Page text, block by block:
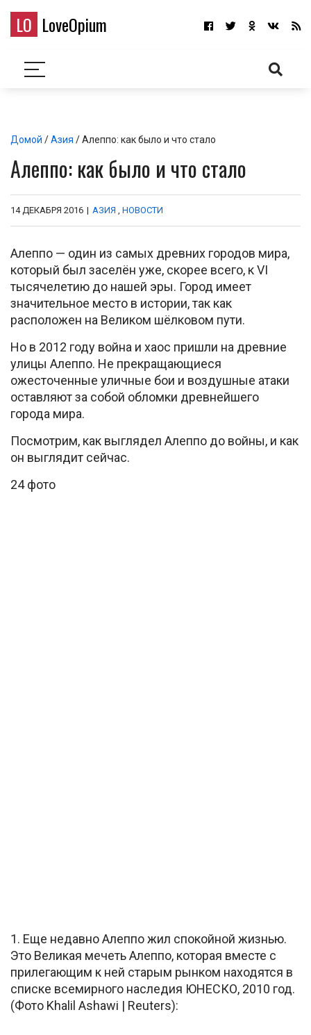
LO LoveOpium
Домой /Азия / Алеппо: как было и что стало
Алеппо: как было и что стало
14 ДЕКАБРЯ 2016 | АЗИЯ , НОВОСТИ
Алеппо — один из самых древних городов мира,
который был заселён уже, скорее всего, к VI
тысячелетию до нашей эры. Город имеет
значительное место в истории, так как
расположен на Великом шёлковом пути.
Но в 2012 году война и хаос пришли на древние
улицы Алеппо. Не прекращающиеся
ожесточенные уличные бои и воздушные атаки
оставляют за собой обломки древнейшего
города мира.
Посмотрим, как выглядел Алеппо до войны, и как
он выглядит сейчас.
24 фото
1. Еще недавно Алеппо жил спокойной жизнью.
Это Великая мечеть Алеппо, которая вместе с
прилегающим к ней старым рынком находятся в
списке всемирного наследия ЮНЕСКО, 2010 год.
(Фото Khalil Ashawi | Reuters):